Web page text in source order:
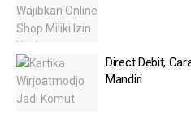
Direct Debit,
Mandiri